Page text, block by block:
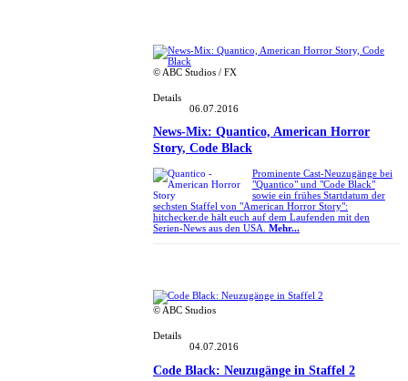
© ABC Studios / FX
Details
06.07.2016
News-Mix: Quantico, American Horror
Story, Code Black
Prominente Cast-Neuzugänge bei
"Quantico" und "Code Black"
sowie ein frühes Startdatum der
sechsten Staffel von "American Horror Story":
hitchecker.de hält euch auf dem Laufenden mit den
Serien-News aus den USA. Mehr...
© ABC Studios
Details
04.07.2016
Code Black: Neuzugänge in Staffel 2